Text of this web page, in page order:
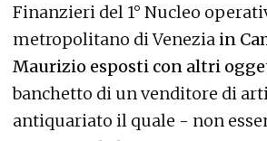
Finanzieri del 1° Nucleo
metropolitano di Venezia in
Maurizio esposti con altri
banchetto di un venditore di
antiquariato il quale - non